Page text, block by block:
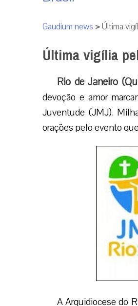
Gaudium news >Última
Última vigília
Rio de Janeiro
devoção e amor
Juventude (JMJ).
orações pelo evento
A Arquidiocese do